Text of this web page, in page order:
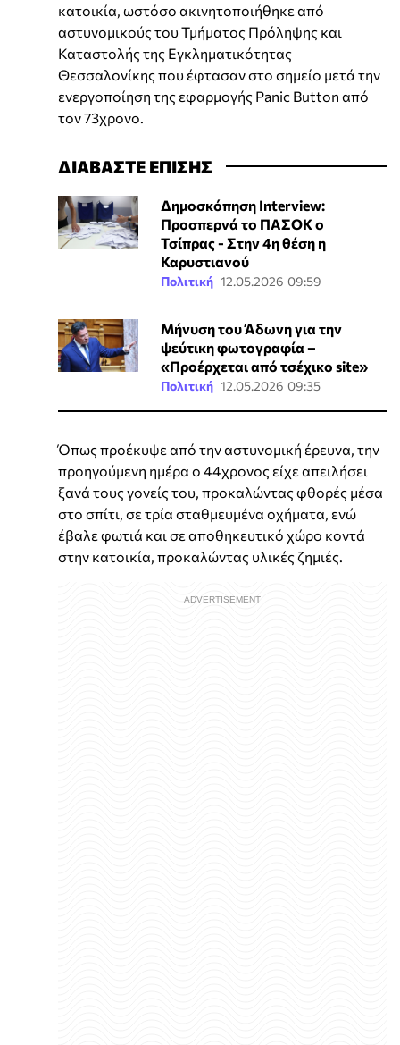
κατοικία, ωστόσο ακινητοποιήθηκε από
αστυνομικούς του Τμήματος Πρόληψης και
Καταστολής της Εγκληματικότητας
Θεσσαλονίκης που έφτασαν στο σημείο μετά την
ενεργοποίηση της εφαρμογής Panic Button από
τον 73χρονο.
ΔΙΑΒΑΣΤΕ ΕΠΙΣΗΣ
Δημοσκόπηση Interview:
Προσπερνά το ΠΑΣΟΚ ο
Τσίπρας - Στην 4η θέση η
Καρυστιανού
Πολιτική 12.05.2026 09:59
Μήνυση του Άδωνη για την
ψεύτικη φωτογραφία –
«Προέρχεται από τσέχικο site»
Πολιτική 12.05.2026 09:35
Όπως προέκυψε από την αστυνομική έρευνα, την
προηγούμενη ημέρα ο 44χρονος είχε απειλήσει
ξανά τους γονείς του, προκαλώντας φθορές μέσα
στο σπίτι, σε τρία σταθμευμένα οχήματα, ενώ
έβαλε φωτιά και σε αποθηκευτικό χώρο κοντά
στην κατοικία, προκαλώντας υλικές ζημιές.